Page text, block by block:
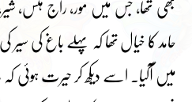
بھی تھا، جس میں مور، راج ہنس، شیر،
حامد کا خیال تھا کہ پہلے باغ کی سیر
میں آگیا۔ اسے دیکھ کر حیرت ہوئی